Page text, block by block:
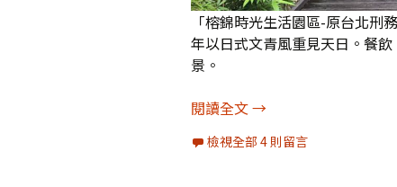
「榕錦時光生活園區-原台北
年以日式文青風重見天日。餐
景。
閱讀全文[圖輯]榕錦時光生活園區
→
檢視全部 4 則留言